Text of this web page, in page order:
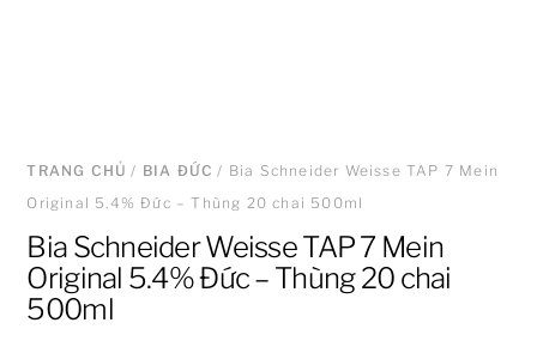
TRANG CHỦ / BIA ĐỨC / Bia Schneider Weisse TAP 7 Mein
Original 5.4% Đức – Thùng 20 chai 500ml
Bia Schneider Weisse TAP 7 Mein
Original 5.4% Đức – Thùng 20 chai
500ml